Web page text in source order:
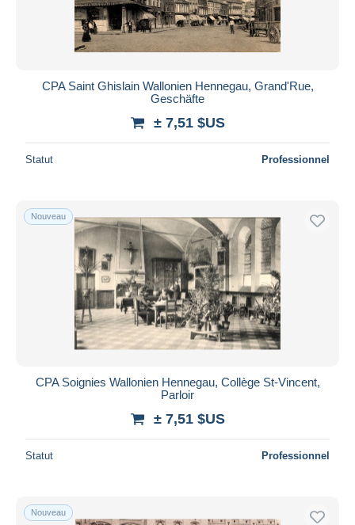
CPA Saint Ghislain Wallonien Hennegau, Grand'Rue,
Geschäfte
± 7,51 $US
Statut Professionnel
Nouveau
CPA Soignies Wallonien Hennegau, Collège St-Vincent,
Parloir
± 7,51 $US
Statut Professionnel
Nouveau